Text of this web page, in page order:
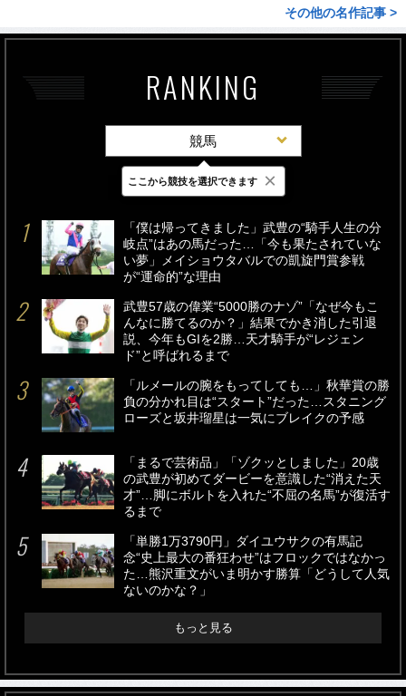
その他の名作記事 >
RANKING
競馬
最新 24時間 週間
「僕は帰ってきました」武豊の“騎手人生の分
岐点”はあの馬だった…「今も果たされていな
い夢」メイショウタバルでの凱旋門賞参戦
が“運命的”な理由
武豊57歳の偉業“5000勝のナゾ”「なぜ今もこ
んなに勝てるのか？」結果でかき消した引退
説、今年もGIを2勝…天才騎手が“レジェン
ド”と呼ばれるまで
「ルメールの腕をもってしても…」秋華賞の勝
負の分かれ目は“スタート”だった…スタニング
ローズと坂井瑠星は一気にブレイクの予感
「まるで芸術品」「ゾクッとしました」20歳
の武豊が初めてダービーを意識した“消えた天
才”…脚にボルトを入れた“不屈の名馬”が復活す
るまで
「単勝1万3790円」ダイユウサクの有馬記
念“史上最大の番狂わせ”はフロックではなかっ
た…熊沢重文がいま明かす勝算「どうして人気
ないのかな？」
もっと見る
ここから競技を選択できます ×